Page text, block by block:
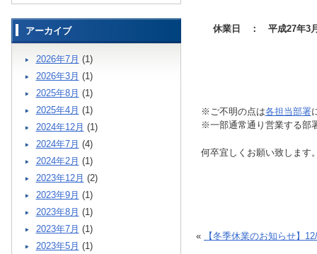
休業日 ： 平成27年3
※ご不明の点は各担当部署
※一部通常通り営業する部
何卒宜しくお願い致します
« 【冬季休業のお知らせ】
アーカイブ
2026年7月 (1)
2026年3月 (1)
2025年8月 (1)
2025年4月 (1)
2024年12月 (1)
2024年7月 (4)
2024年2月 (1)
2023年12月 (2)
2023年9月 (1)
2023年8月 (1)
2023年7月 (1)
2023年5月 (1)